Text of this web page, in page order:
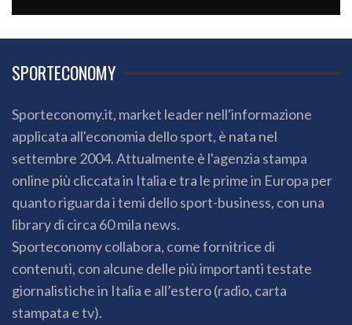
SPORTECONOMY
Sporteconomy.it, market leader nell'informazione
applicata all'economia dello sport, è nata nel
settembre 2004. Attualmente è l'agenzia stampa
online più cliccata in Italia e tra le prime in Europa per
quanto riguarda i temi dello sport-business, con una
library di circa 60 mila news.
Sporteconomy collabora, come fornitrice di
contenuti, con alcune delle più importanti testate
giornalistiche in Italia e all’estero (radio, carta
stampata e tv).